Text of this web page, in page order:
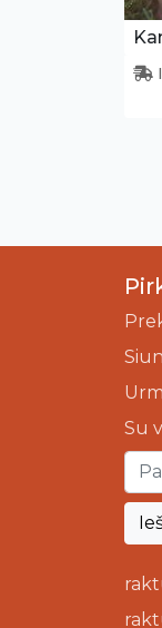
Su